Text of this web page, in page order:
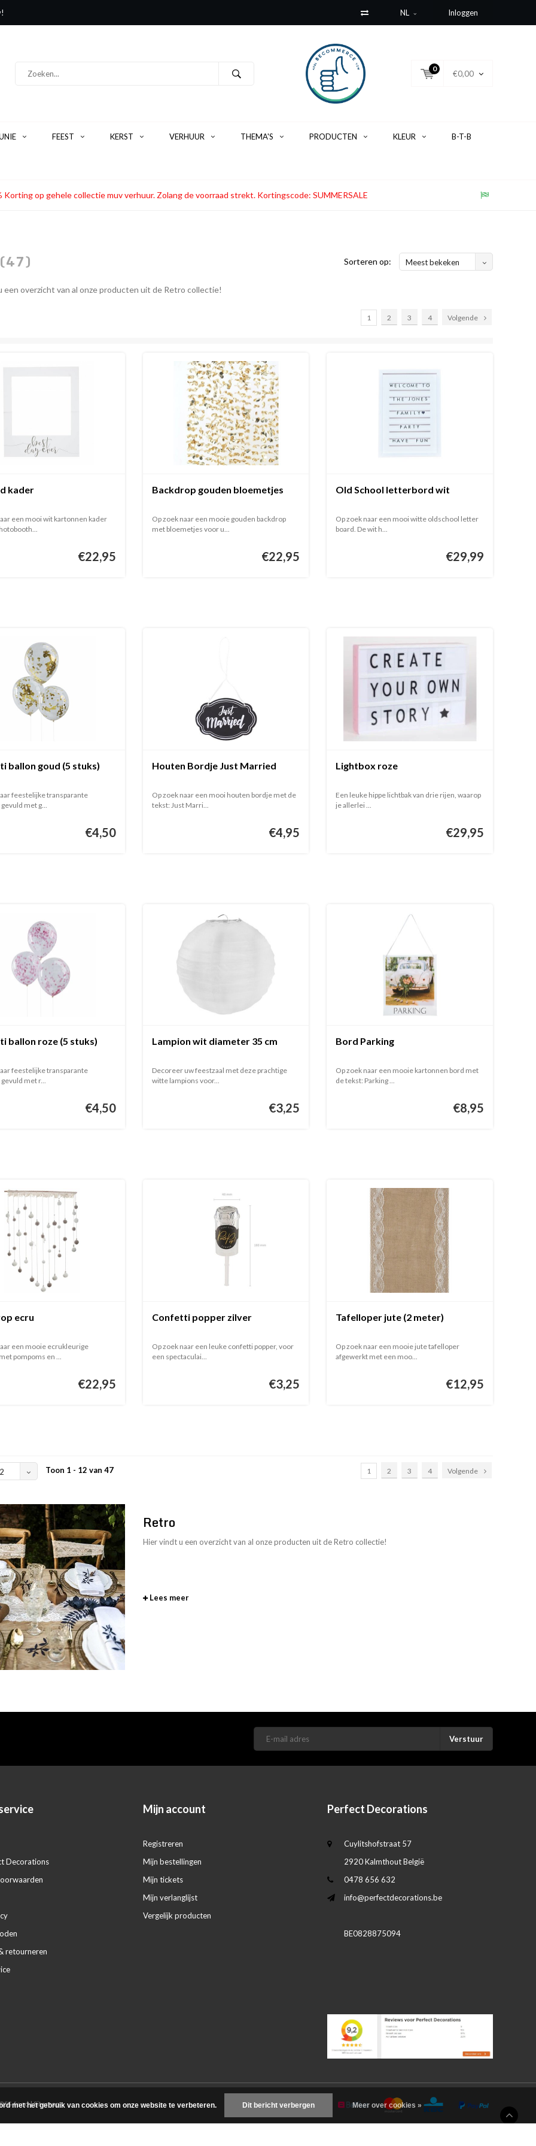
NL Inloggen
0
€0,00
FEEST KERST VERHUUR THEMA'S PRODUCTEN KLEUR B-T-B
Korting op gehele collectie muv verhuur. Zolang de voorraad strekt. Kortingscode: SUMMERSALE
(47) Sorteren op: Meest bekeken
een overzicht van al onze producten uit de Retro collectie!
1 2 3 4 Volgende
kader
een mooi wit kartonnen kader
€22,95
Backdrop gouden bloemetjes
Op zoek naar een mooie gouden backdrop
met bloemetjes voor u...
€22,95
Old School letterbord wit
Op zoek naar een mooi witte oldschool letter
board. De wit h...
€29,99
ballon goud (5 stuks)
feestelijke transparante
met g...
€4,50
Houten Bordje Just Married
Op zoek naar een mooi houten bordje met de
tekst: Just Marri...
€4,95
Lightbox roze
Een leuke hippe lichtbak van drie rijen, waarop
je allerlei ...
€29,95
ballon roze (5 stuks)
feestelijke transparante
met r...
€4,50
Lampion wit diameter 35 cm
Decoreer uw feestzaal met deze prachtige
witte lampions voor...
€3,25
Bord Parking
Op zoek naar een mooie kartonnen bord met
de tekst: Parking ...
€8,95
ecru
een mooie ecrukleurige
pompoms en ...
€22,95
Confetti popper zilver
Op zoek naar een leuke confetti popper, voor
een spectaculai...
€3,25
Tafelloper jute (2 meter)
Op zoek naar een mooie jute tafelloper
afgewerkt met een moo...
€12,95
Toon 1 - 12 van 47 1 2 3 4 Volgende
Retro
Hier vindt u een overzicht van al onze producten uit de Retro collectie!
Lees meer
Verstuur
Decorations
retourneren
Mijn account
Registreren
Mijn bestellingen
Mijn tickets
Mijn verlanglijst
Vergelijk producten
Perfect Decorations
Cuylitshofstraat 57
2920 Kalmthout België
0478 656 632
info@perfectdecorations.be
BE0828875094
RSS-feed|Sitemap
met het gebruik van cookies om onze website te verbeteren. Dit bericht verbergen Meer over cookies »